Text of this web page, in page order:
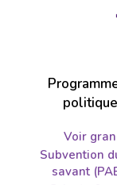
Voir
Subvention
savant